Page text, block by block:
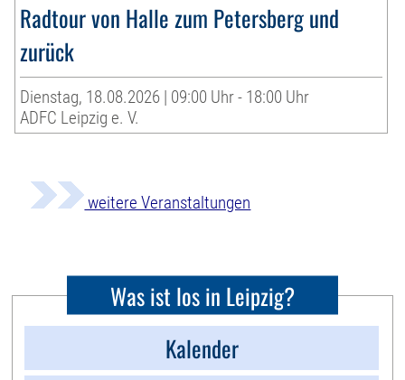
Radtour von Halle zum Petersberg und
zurück
Dienstag, 18.08.2026 | 09:00 Uhr - 18:00 Uhr
ADFC Leipzig e. V.
weitere Veranstaltungen
Was ist los in Leipzig?
Kalender